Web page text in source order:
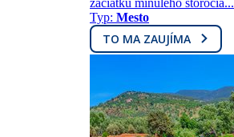
Typ: Mesto
TO MA ZAUJÍMA